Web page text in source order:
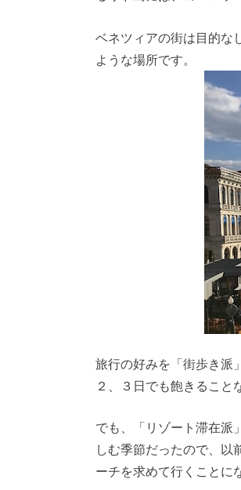
ベネツィアの街は目的な
ような場所です。
旅行の好みを「街歩き派
２、３日でも飽きること
でも、「リゾート滞在派
しむ季節だったので、以
ーチを求めて行くことに